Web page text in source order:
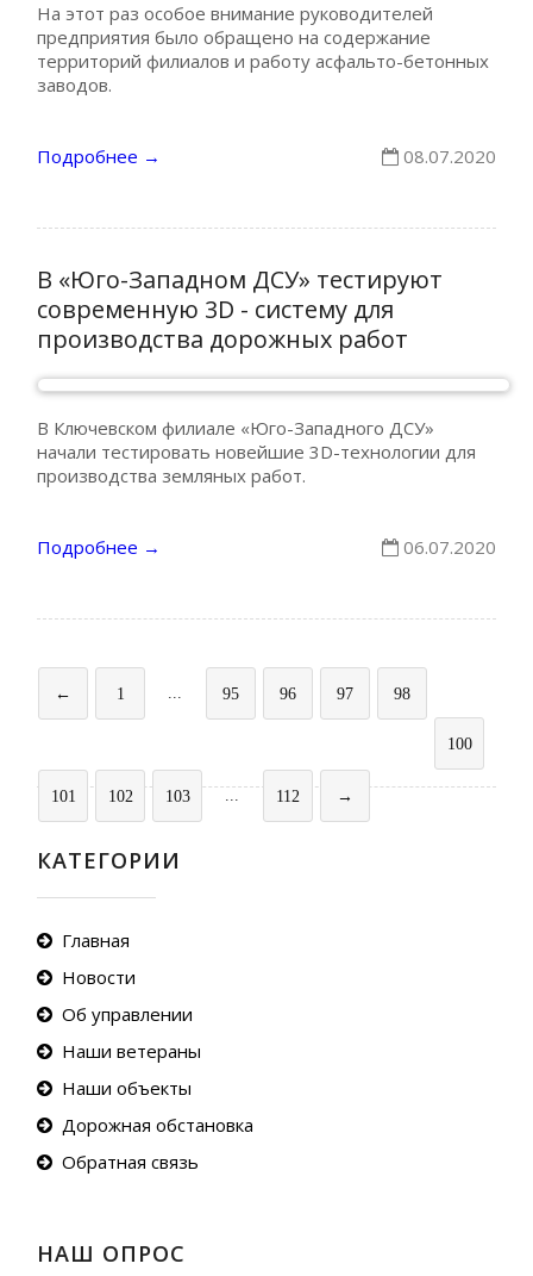
На этот раз особое внимание руководителей
предприятия было обращено на содержание
территорий филиалов и работу асфальто-бетонных
заводов.
08.07.2020
Подробнее →
В «Юго-Западном ДСУ» тестируют
современную 3D - систему для
производства дорожных работ
В Ключевском филиале «Юго-Западного ДСУ»
начали тестировать новейшие 3D-технологии для
производства земляных работ.
06.07.2020
Подробнее →
← 1 ... 95 96 97 98
100
101 102 103 ... 112 →
КАТЕГОРИИ
Главная
Новости
Об управлении
Наши ветераны
Наши объекты
Дорожная обстановка
Обратная связь
НАШ ОПРОС